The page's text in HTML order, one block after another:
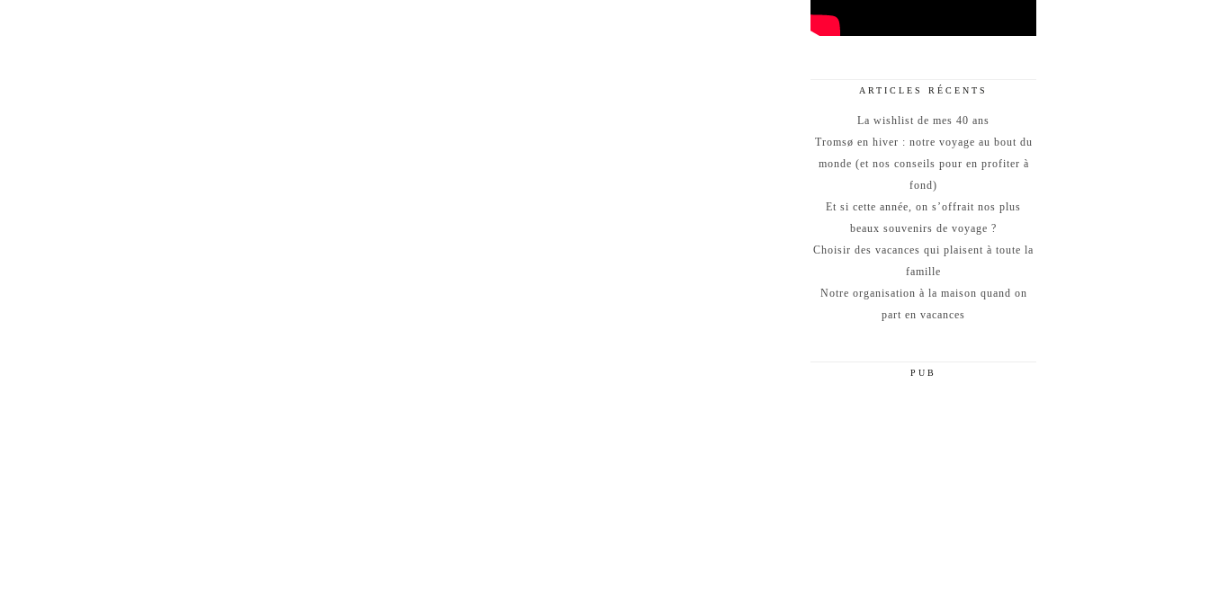
ARTICLES RÉCENTS
La wishlist de mes 40 ans
Tromsø en hiver : notre voyage au bout du
monde (et nos conseils pour en profiter à
fond)
Et si cette année, on s’offrait nos plus
beaux souvenirs de voyage ?
Choisir des vacances qui plaisent à toute la
famille
Notre organisation à la maison quand on
part en vacances
PUB